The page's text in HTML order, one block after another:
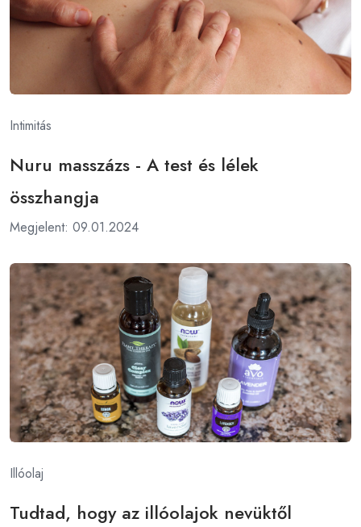
Intimitás
Nuru masszázs - A test és lélek
összhangja
Megjelent: 09.01.2024
Illóolaj
Tudtad, hogy az illóolajok nevüktől